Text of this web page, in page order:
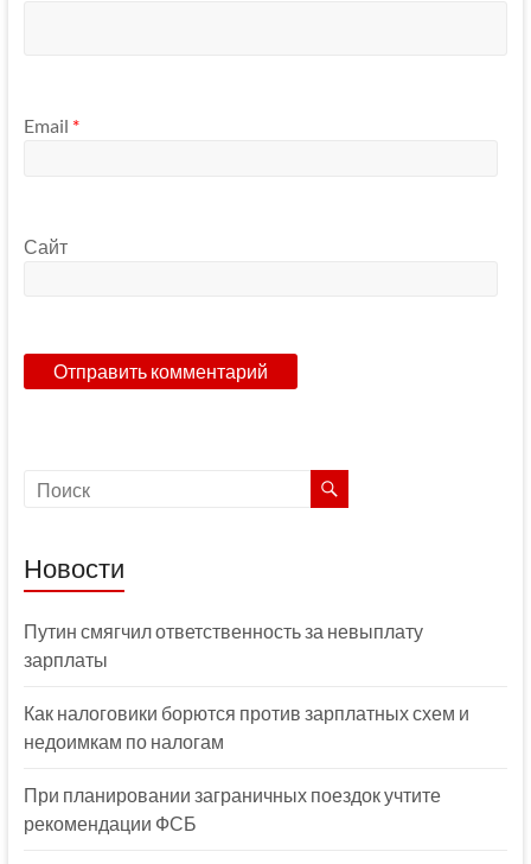
Email *
Сайт
Новости
Путин смягчил ответственность за невыплату
зарплаты
Как налоговики борются против зарплатных схем и
недоимкам по налогам
При планировании заграничных поездок учтите
рекомендации ФСБ